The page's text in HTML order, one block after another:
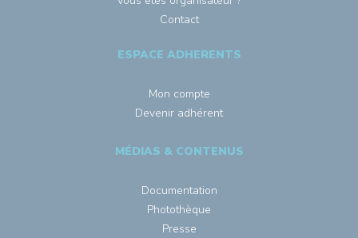
Contact
ESPACE ADHERENTS
Mon compte
Devenir adhérent
MÉDIAS & CONTENUS
Documentation
Photothèque
Presse